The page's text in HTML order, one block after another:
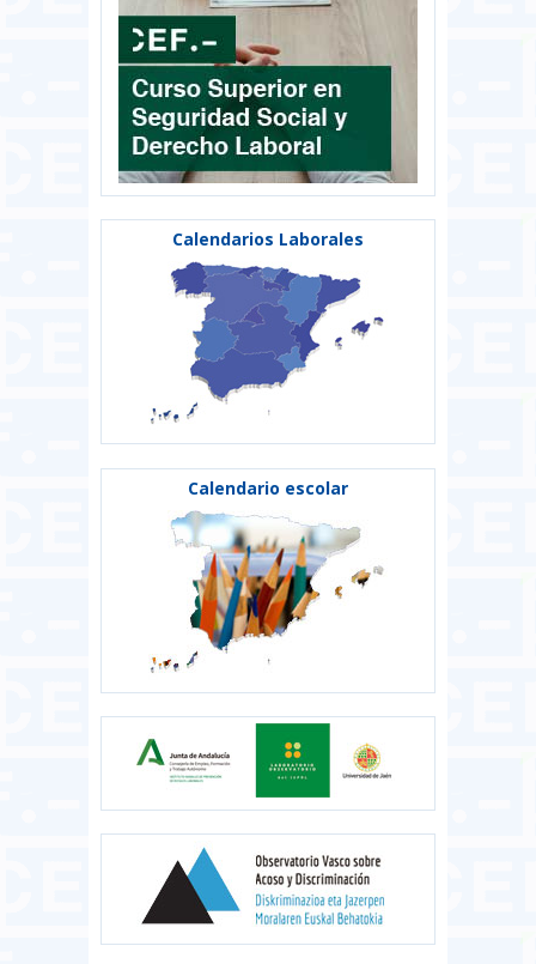
Calendarios Laborales
Calendario escolar